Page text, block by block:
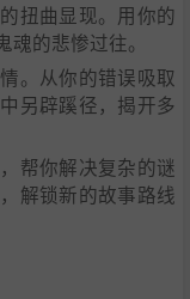
扭曲显现。用你的
的悲惨过往。
。从你的错误吸取
另辟蹊径，揭开多
帮你解决复杂的谜
解锁新的故事路线
人运动服！